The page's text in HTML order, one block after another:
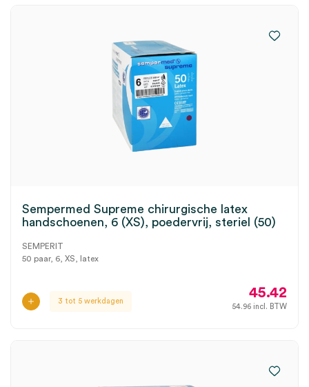
Sempermed Supreme chirurgische latex
handschoenen, 6 (XS), poedervrij, steriel (50)
SEMPERIT
50 paar, 6, XS, latex
3 tot 5 werkdagen
45.42
54.96 incl. BTW